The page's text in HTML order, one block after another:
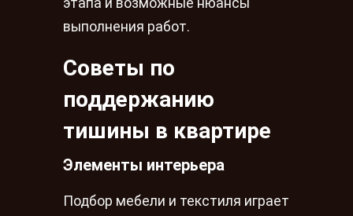
этапа и возможные нюансы
выполнения работ.
Советы по
поддержанию
тишины в квартире
Элементы интерьера
Подбор мебели и текстиля играет